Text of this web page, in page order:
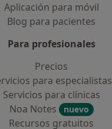
Aplicación para móvil
Blog para pacientes
Para profesionales
Precios
para especialistas
Servicios para clínicas
Noa Notes
nuevo
Recursos gratuitos